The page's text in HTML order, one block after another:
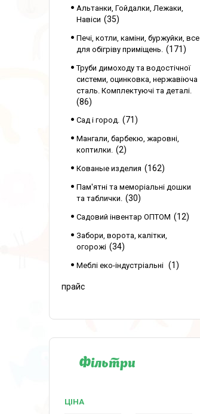
Альтанки, Гойдалки, Лежаки,
Навіси
35
Печі, котли, каміни, буржуйки, все
для обігріву приміщень.
171
Труби димоходу та водостічної
системи, оцинковка, нержавіюча
сталь. Комплектуючі та деталі.
86
Сад і город. 71
Мангали, барбекю, жаровні,
коптилки.
2
Кованые изделия 162
Пам'ятні та меморіальні дошки
та таблички.
30
Садовий інвентар ОПТОМ 12
Забори, ворота, калітки,
огорожі
34
Меблі еко-індустріальні 1
прайс
Фільтри
ЦІНА